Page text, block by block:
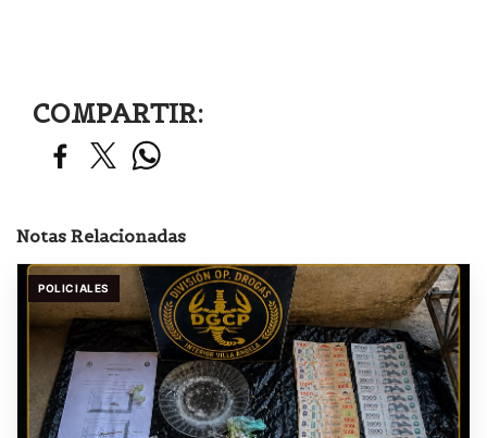
COMPARTIR:
Notas Relacionadas
POLICIALES